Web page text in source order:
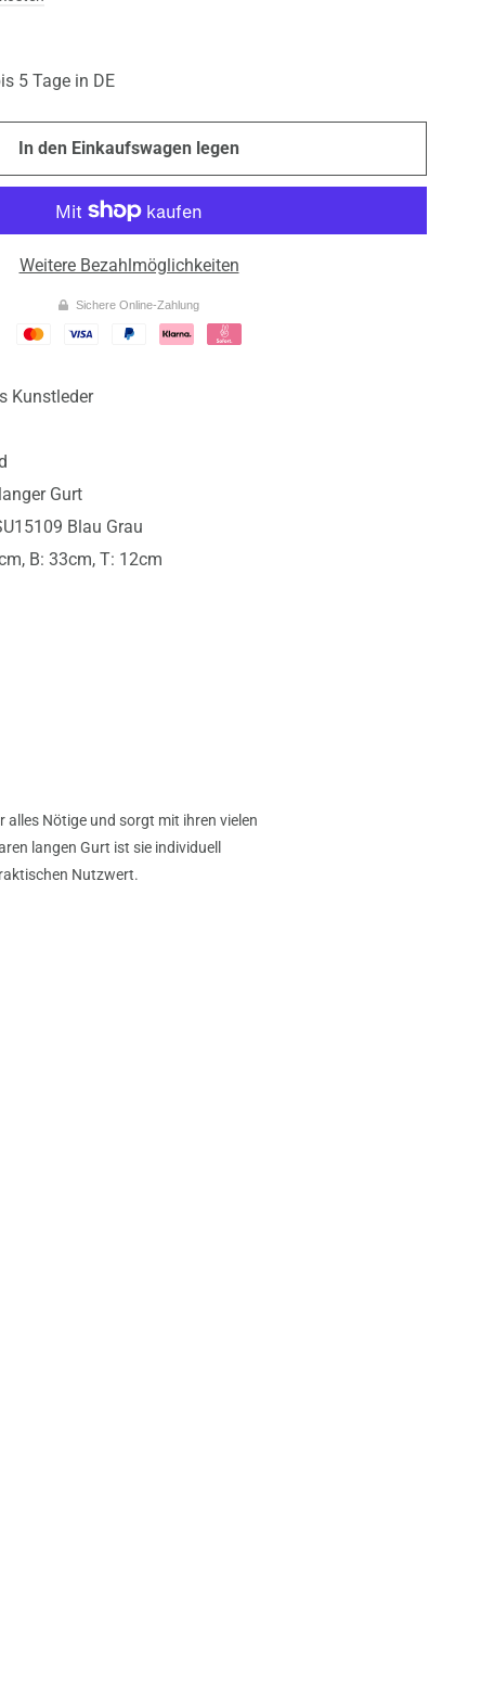
5 Tage in DE
In den Einkaufswagen legen
Weitere Bezahlmöglichkeiten
Sichere Online-Zahlung
Kunstleder
Gurt
Blau Grau
B: 33cm, T: 12cm
alles Nötige und sorgt mit ihren vielen
langen Gurt ist sie individuell
Nutzwert.